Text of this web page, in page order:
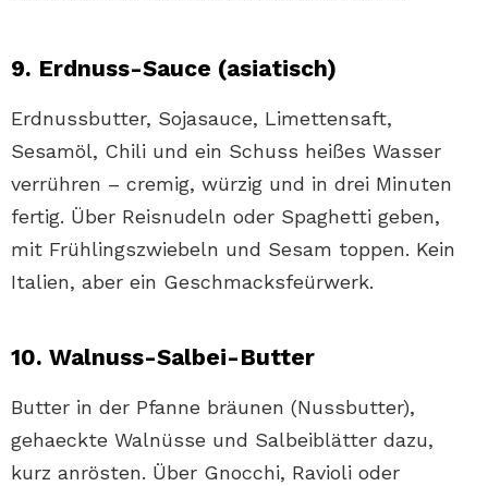
9. Erdnuss-Sauce (asiatisch)
Erdnussbutter, Sojasauce, Limettensaft,
Sesamöl, Chili und ein Schuss heißes Wasser
verrühren – cremig, würzig und in drei Minuten
fertig. Über Reisnudeln oder Spaghetti geben,
mit Frühlingszwiebeln und Sesam toppen. Kein
Italien, aber ein Geschmacksfeürwerk.
10. Walnuss-Salbei-Butter
Butter in der Pfanne bräunen (Nussbutter),
gehaeckte Walnüsse und Salbeiblätter dazu,
kurz anrösten. Über Gnocchi, Ravioli oder